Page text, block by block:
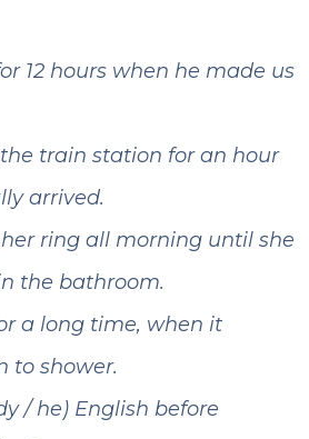
12 hours when he made us
train station for an hour
arrived.
ring all morning until she
the bathroom.
a long time, when it
to shower.
/ he) English before